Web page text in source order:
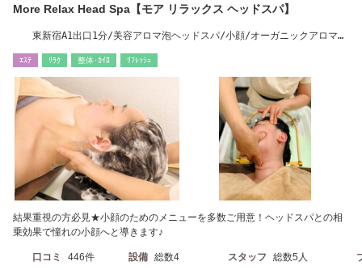
More Relax Head Spa【モア リラックス ヘッドスパ】
東新宿A1出口1分/美容アロマ泡ヘッドスパ/小顔/オーガニックアロマリ
ｴｽﾃ ﾘﾗｸ 整体･ｶｲﾛ ﾘﾌﾚｯｼｭ
結果重視の方必見★小顔のためのメニューを多数ご用意！ヘッドスパとの相
乗効果で憧れの小顔へと導きます♪
口コミ 446件 設備 総数4 スタッフ 総数5人